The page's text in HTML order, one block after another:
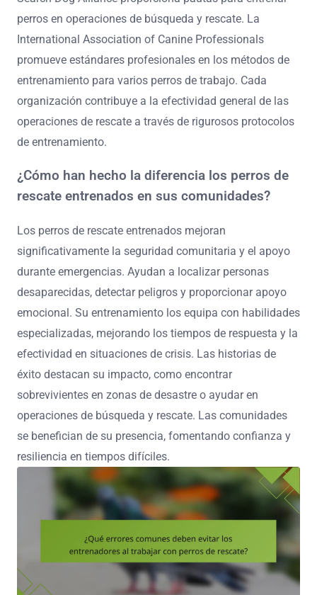
perros en operaciones de búsqueda y rescate. La
International Association of Canine Professionals
promueve estándares profesionales en los métodos de
entrenamiento para varios perros de trabajo. Cada
organización contribuye a la efectividad general de las
operaciones de rescate a través de rigurosos protocolos
de entrenamiento.
¿Cómo han hecho la diferencia los perros de
rescate entrenados en sus comunidades?
Los perros de rescate entrenados mejoran
significativamente la seguridad comunitaria y el apoyo
durante emergencias. Ayudan a localizar personas
desaparecidas, detectar peligros y proporcionar apoyo
emocional. Su entrenamiento los equipa con habilidades
especializadas, mejorando los tiempos de respuesta y la
efectividad en situaciones de crisis. Las historias de
éxito destacan su impacto, como encontrar
sobrevivientes en zonas de desastre o ayudar en
operaciones de búsqueda y rescate. Las comunidades
se benefician de su presencia, fomentando confianza y
resiliencia en tiempos difíciles.